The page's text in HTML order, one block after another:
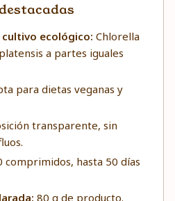
ecológico: Chlorella
a partes iguales
para dietas veganas y
transparente, sin
comprimidos, hasta 50 días
80 g de producto.